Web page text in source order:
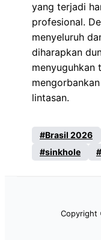
yang terjadi
profesional.
menyeluruh
diharapkan
menyuguhkan
lintasan.
Brasil 2026
sinkhole
Copyright